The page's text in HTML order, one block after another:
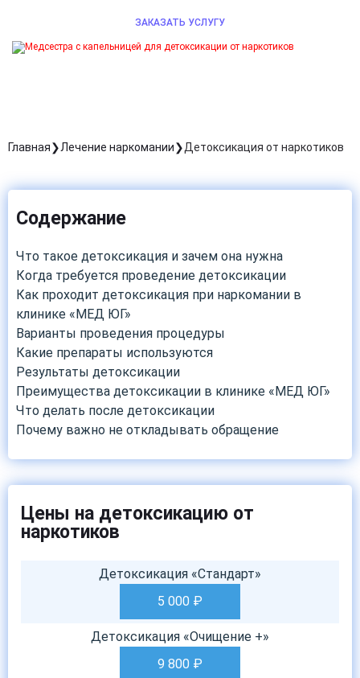
ЗАКАЗАТЬ УСЛУГУ
Главная Лечение наркомании Детоксикация от наркотиков
Содержание
Что такое детоксикация и зачем она нужна
Когда требуется проведение детоксикации
Как проходит детоксикация при наркомании в
клинике «МЕД ЮГ»
Варианты проведения процедуры
Какие препараты используются
Результаты детоксикации
Преимущества детоксикации в клинике «МЕД ЮГ»
Что делать после детоксикации
Почему важно не откладывать обращение
Цены на детоксикацию от
наркотиков
Детоксикация «Стандарт»
5 000 ₽
Детоксикация «Очищение +»
9 800 ₽